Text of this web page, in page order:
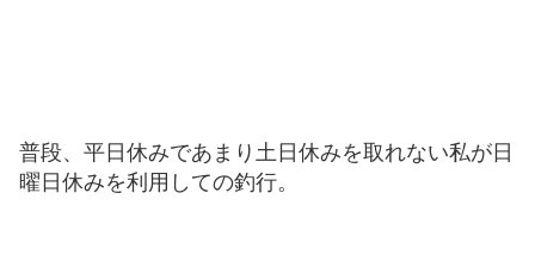
普段、平日休みであまり土日休みを取れない私が日
曜日休みを利用しての釣行。